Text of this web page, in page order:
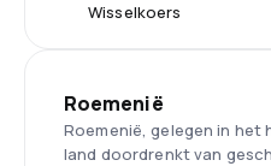
Wisselkoers
Roemenië
Roemenië, gelegen in het
land doordrenkt van